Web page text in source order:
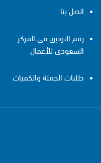
اتصل بنا
رقم التوثيق في المركز
السعودي للأعمال
طلبات الجملة والكميات